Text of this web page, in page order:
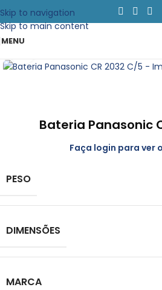
Skip to navigation
Skip to main content
MENU
Bateria Panasonic
Faça login para ver
PESO
DIMENSÕES
MARCA